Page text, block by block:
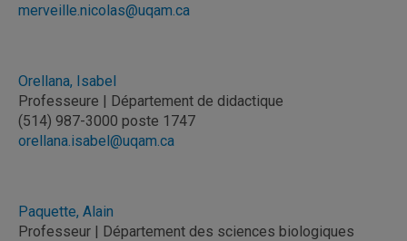
merveille.nicolas@uqam.ca
Orellana, Isabel
Professeure | Département de didactique
(514) 987-3000 poste 1747
orellana.isabel@uqam.ca
Paquette, Alain
Professeur | Département des sciences biologiques